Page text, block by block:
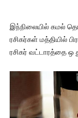
இந்நிலையில் கமல்
ரசிகர்கள் மத்தியில்
ரசிகர் வட்டாரத்தை